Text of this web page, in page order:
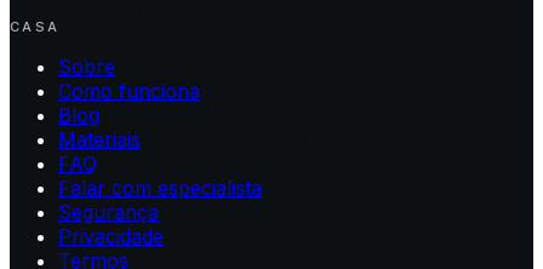
CASA
Sobre
Como funciona
Blog
Materiais
FAQ
Falar com especialista
Segurança
Privacidade
Termos